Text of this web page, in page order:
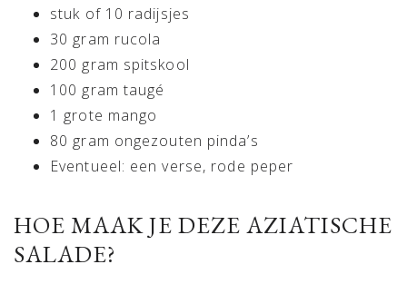
stuk of 10 radijsjes
30 gram rucola
200 gram spitskool
100 gram taugé
1 grote mango
80 gram ongezouten pinda’s
Eventueel: een verse, rode peper
HOE MAAK JE DEZE AZIATISCHE
SALADE?